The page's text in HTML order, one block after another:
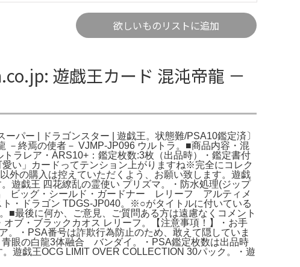
欲しいものリストに追加
遊戯王カード 混沌帝龍 －
パー | ドラゴンスター | 遊戯王。状態難/PSA10鑑定済〕
－終焉の使者－ VJMP-JP096 ウルトラ。■商品内容・混
ラレア・ARS10+：鑑定枚数:3枚（出品時）・鑑定書付
い」カードってテンション上がりますね※完全にコレク
外の購入は控えていただくよう、お願い致します。遊戯
遊戯王 四花繚乱の霊使い プリズマ。・防水処理(ジップ
ビッグ・シールド・ガードナー レリーフ アルティメ
・ドラゴン TDGS-JP040。※○がタイトルに付いている
最後に何か、ご意見、ご質問ある方は遠慮なくコメント
ブ・ブラックカオス レリーフ。【注意事項！】・お手
・PSA番号は詐欺行為防止のため、敢えて隠していま
眼の白龍3体融合 バンダイ。・PSA鑑定枚数は出品時
遊戯王OCG LIMIT OVER COLLECTION 30パック。・遊